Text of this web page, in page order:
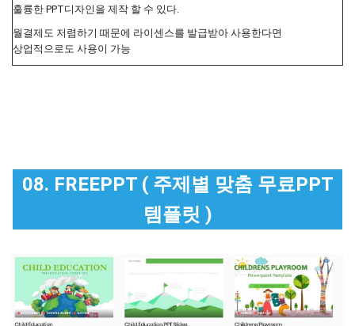
훌륭한 PPT디자인을 제작 할 수 있다.
월결제도 저렴하기 때문에 라이센스를 발급받아 사용한다면
상업적으로도 사용이 가능
08. FREEPPT ( 주제별 맞춤 무료PPT
템플릿 )